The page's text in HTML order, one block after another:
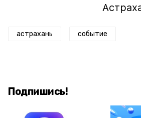
астрахань событие
Подпишись!